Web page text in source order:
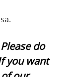
do
you want